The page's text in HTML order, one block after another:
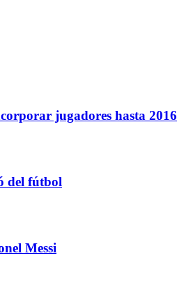
jugadores hasta 2016
del fútbol
Messi